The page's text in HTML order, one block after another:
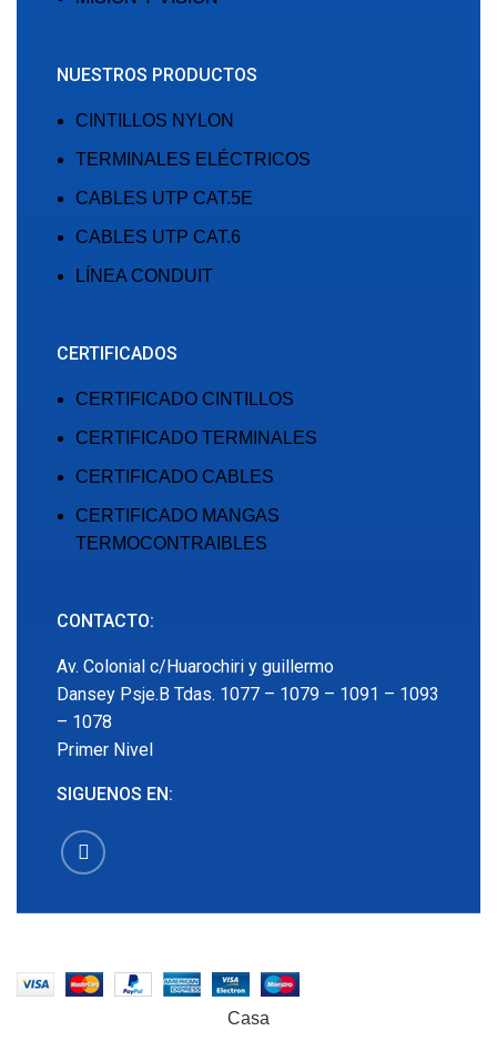
NUESTROS PRODUCTOS
CINTILLOS NYLON
TERMINALES ELÉCTRICOS
CABLES UTP CAT.5E
CABLES UTP CAT.6
LÍNEA CONDUIT
CERTIFICADOS
CERTIFICADO CINTILLOS
CERTIFICADO TERMINALES
CERTIFICADO CABLES
CERTIFICADO MANGAS
TERMOCONTRAIBLES
CONTACTO:
Av. Colonial c/Huarochiri y guillermo
Dansey Psje.B Tdas. 1077 – 1079 – 1091 – 1093
– 1078
Primer Nivel
SIGUENOS EN:
Casa